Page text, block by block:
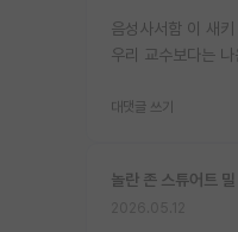
음성사서함 이 새
우리 교수보다는 나
대댓글 쓰기
놀란 존 스튜어트 밀